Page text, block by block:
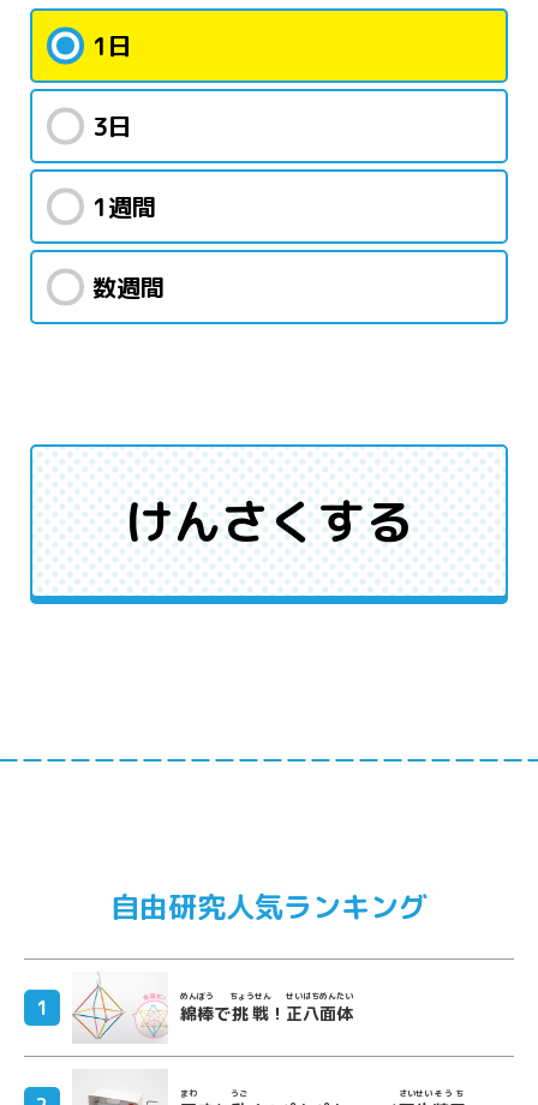
1日
3日
1週間
数週間
自由研究人気ランキング
綿棒
めんぼう
で挑戦
ちょうせん
！ 正八面体
せいはちめんたい
まわ うご さいせい そうち